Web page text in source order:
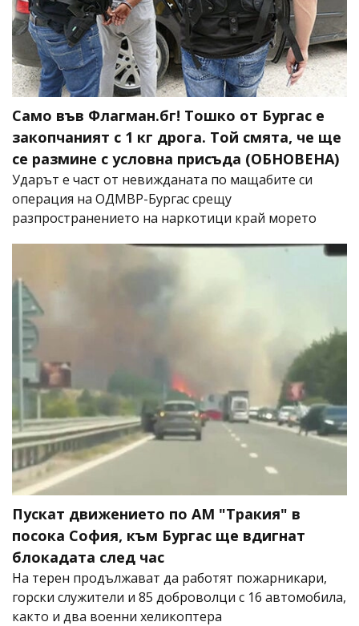
Само във Флагман.бг! Тошко от Бургас е
закопчаният с 1 кг дрога. Той смята, че ще
се размине с условна присъда (ОБНОВЕНА)
Ударът е част от невижданата по мащабите си
операция на ОДМВР-Бургас срещу
разпространението на наркотици край морето
Пускат движението по АМ "Тракия" в
посока София, към Бургас ще вдигнат
блокадата след час
На терен продължават да работят пожарникари,
горски служители и 85 доброволци с 16 автомобила,
както и два военни хеликоптера